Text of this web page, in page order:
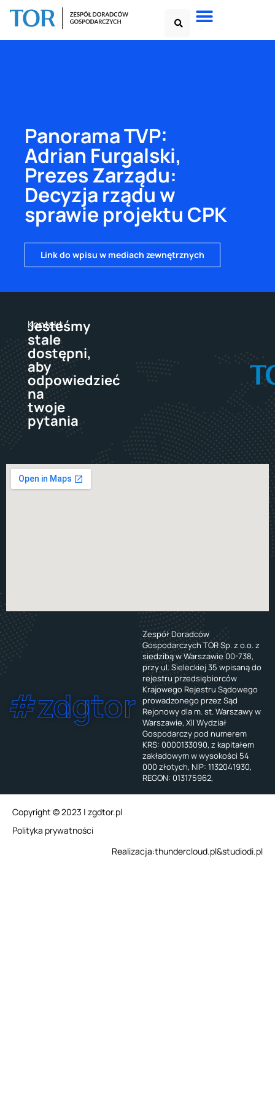
Panorama TVP:
Adrian Furgalski,
Prezes Zarządu:
Decyzja rządu w
sprawie projektu CPK
Link do wpisu w mediach zewnętrznych
Kontakt
Jesteśmy
stale
dostępni,
aby
odpowiedzieć
na
twoje
pytania
#zdgtor
Zespół Doradców
Gospodarczych TOR Sp. z o.o. z
siedzibą w Warszawie 00-738,
przy ul. Sieleckiej 35 wpisaną do
rejestru przedsiębiorców
Krajowego Rejestru Sądowego
prowadzonego przez Sąd
Rejonowy dla m. st. Warszawy w
Warszawie, XII Wydział
Gospodarczy pod numerem
KRS: 0000133090, z kapitałem
zakładowym w wysokości 54
000 złotych, NIP: 1132041930,
REGON: 013175962,
Copyright © 2023 | zgdtor.pl
Polityka prywatności
studiodi.pl
&
thundercloud.pl
Realizacja: